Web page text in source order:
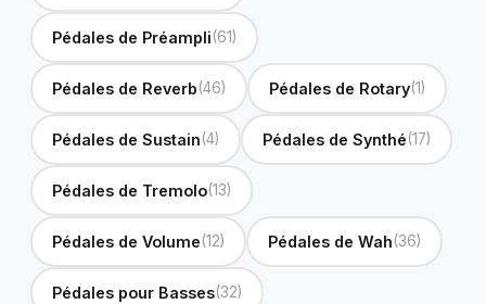
Pédales de Préampli(61)
Pédales de Reverb(46) Pédales de Rotary(1)
Pédales de Sustain(4) Pédales de Synthé(17)
Pédales de Tremolo(13)
Pédales de Volume(12) Pédales de Wah(36)
Pédales pour Basses(32)